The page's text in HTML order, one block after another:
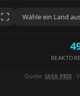
Quelle: IAEA PRIS ·